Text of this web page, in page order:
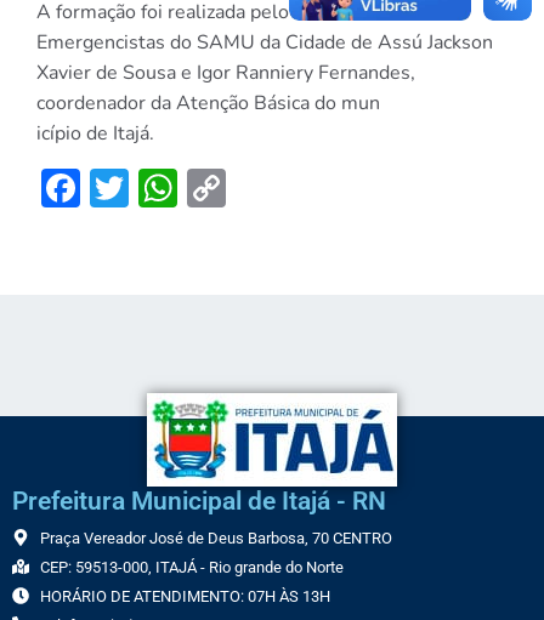
A formação foi realizada pelo Enfermeiro
Emergencistas do SAMU da Cidade de Assú Jackson
Xavier de Sousa e Igor Ranniery Fernandes,
coordenador da Atenção Básica do mun
icípio de Itajá.
Facebook
TwitterWhatsApp
Prefeitura Municipal de Itajá - RN
Praça Vereador José de Deus Barbosa, 70 CENTRO
CEP: 59513-000, ITAJÁ - Rio grande do Norte
HORÁRIO DE ATENDIMENTO: 07H ÀS 13H